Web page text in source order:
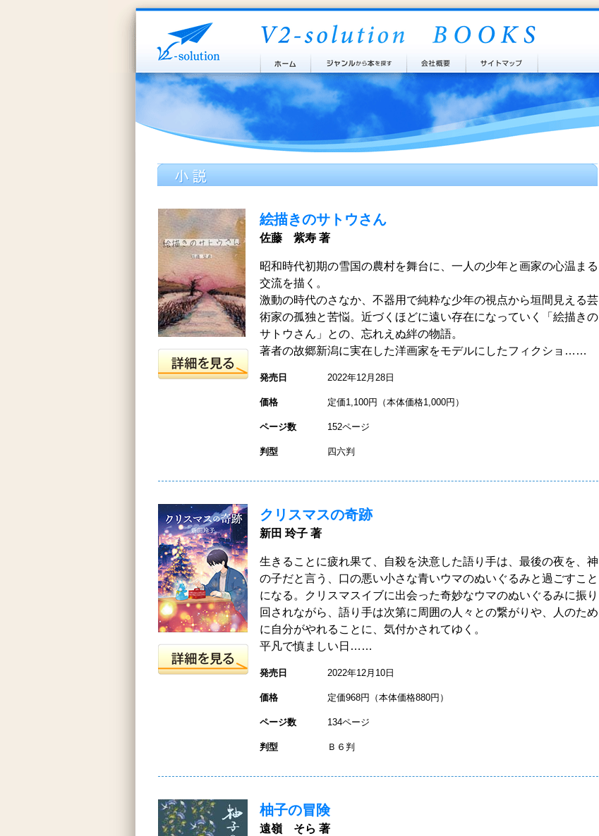
絵描きのサトウさん
佐藤 紫寿 著
昭和時代初期の雪国の農村を舞台に、一人の少年と画家の心温まる
交流を描く。
激動の時代のさなか、不器用で純粋な少年の視点から垣間見える芸
術家の孤独と苦悩。近づくほどに遠い存在になっていく「絵描きの
サトウさん」との、忘れえぬ絆の物語。
著者の故郷新潟に実在した洋画家をモデルにしたフィクショ……
発売日 2022年12月28日
価格 定価1,100円（本体価格1,000円）
ページ数 152ページ
判型 四六判
クリスマスの奇跡
新田 玲子 著
生きることに疲れ果て、自殺を決意した語り手は、最後の夜を、神
の子だと言う、口の悪い小さな青いウマのぬいぐるみと過ごすこと
になる。クリスマスイブに出会った奇妙なウマのぬいぐるみに振り
回されながら、語り手は次第に周囲の人々との繋がりや、人のため
に自分がやれることに、気付かされてゆく。
平凡で慎ましい日……
発売日 2022年12月10日
価格 定価968円（本体価格880円）
ページ数 134ページ
判型 Ｂ６判
柚子の冒険
遠嶺 そら 著